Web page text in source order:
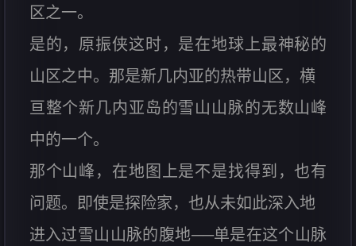
区之一。
是的，原振侠这时，是在地球上最神秘的
山区之中。那是新几内亚的热带山区，横
亘整个新几内亚岛的雪山山脉的无数山峰
中的一个。
那个山峰，在地图上是不是找得到，也有
问题。即使是探险家，也从未如此深入地
进入过雪山山脉的腹地──单是在这个山脉